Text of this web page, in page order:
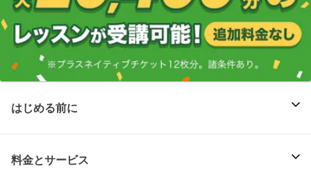
はじめる前に
料金とサービス